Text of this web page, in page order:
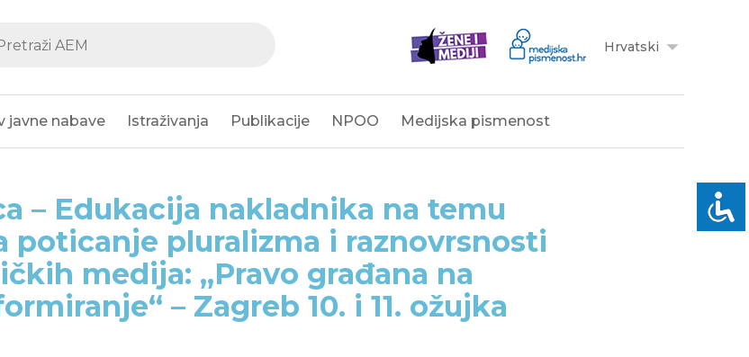
Hrvatski
javne nabave Istraživanja Publikacije NPOO Medijska pismenost
– Edukacija nakladnika na temu
poticanje pluralizma i raznovrsnosti
medija: „Pravo građana na
– Zagreb 10. i 11. ožujka